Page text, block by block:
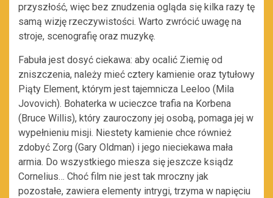
przyszłość, więc bez znudzenia ogląda się kilka razy tę
samą wizję rzeczywistości. Warto zwrócić uwagę na
stroje, scenografię oraz muzykę.
Fabuła jest dosyć ciekawa: aby ocalić Ziemię od
zniszczenia, należy mieć cztery kamienie oraz tytułowy
Piąty Element, którym jest tajemnicza Leeloo (Mila
Jovovich). Bohaterka w ucieczce trafia na Korbena
(Bruce Willis), który zauroczony jej osobą, pomaga jej w
wypełnieniu misji. Niestety kamienie chce również
zdobyć Zorg (Gary Oldman) i jego nieciekawa mała
armia. Do wszystkiego miesza się jeszcze ksiądz
Cornelius… Choć film nie jest tak mroczny jak
pozostałe, zawiera elementy intrygi, trzyma w napięciu